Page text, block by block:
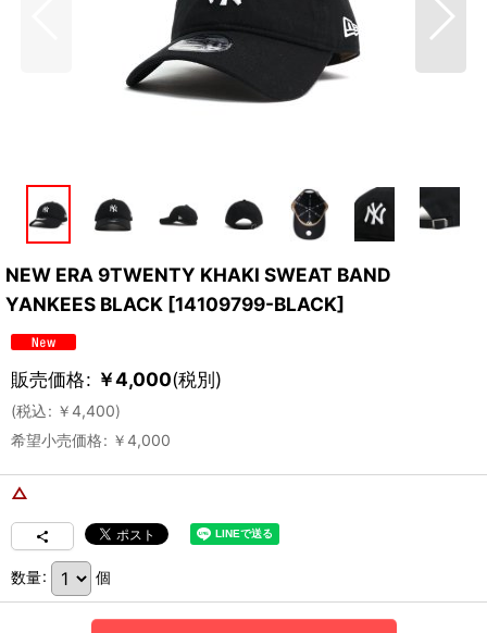
NEW ERA 9TWENTY KHAKI SWEAT BAND
YANKEES BLACK [14109799-BLACK]
販売価格: ￥4,000(税別)
(税込: ￥4,400)
希望小売価格: ￥4,000
△
数量: 個